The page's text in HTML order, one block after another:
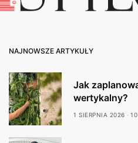
NAJNOWSZE ARTYKUŁY
Jak
wertykalny?
1 SIERPNIA 2026